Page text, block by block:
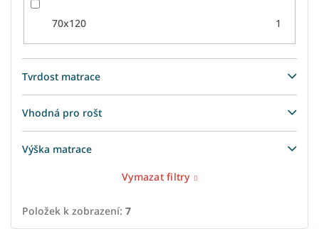
70x120 1
Tvrdost matrace
Vhodná pro rošt
Výška matrace
Vymazat filtry
Položek k zobrazení: 7